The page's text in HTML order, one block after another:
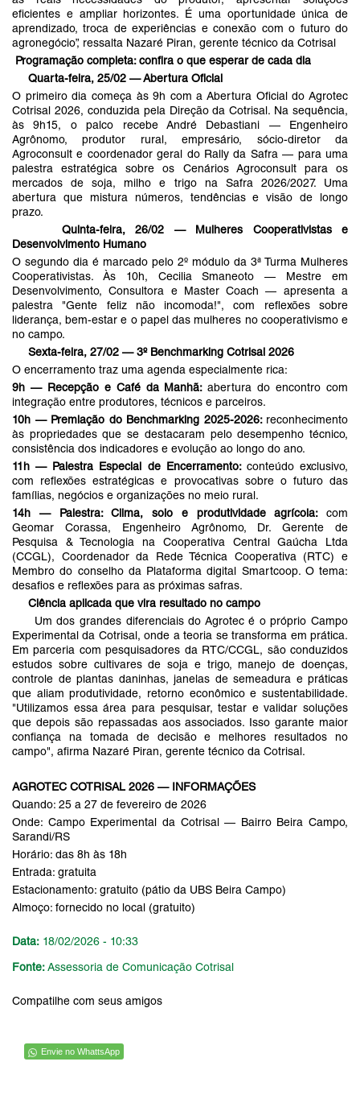
eficientes e ampliar horizontes. É uma oportunidade única de
aprendizado, troca de experiências e conexão com o futuro do
agronegócio”, ressalta Nazaré Piran, gerente técnico da Cotrisal
Programação completa: confira o que esperar de cada dia
Quarta-feira, 25/02 — Abertura Oficial
O primeiro dia começa às 9h com a Abertura Oficial do Agrotec
Cotrisal 2026, conduzida pela Direção da Cotrisal. Na sequência,
às 9h15, o palco recebe André Debastiani — Engenheiro
Agrônomo, produtor rural, empresário, sócio-diretor da
Agroconsult e coordenador geral do Rally da Safra — para uma
palestra estratégica sobre os Cenários Agroconsult para os
mercados de soja, milho e trigo na Safra 2026/2027. Uma
abertura que mistura números, tendências e visão de longo
prazo.
Quinta-feira, 26/02 — Mulheres Cooperativistas e
Desenvolvimento Humano
O segundo dia é marcado pelo 2º módulo da 3ª Turma Mulheres
Cooperativistas. Às 10h, Cecilia Smaneoto — Mestre em
Desenvolvimento, Consultora e Master Coach — apresenta a
palestra "Gente feliz não incomoda!", com reflexões sobre
liderança, bem-estar e o papel das mulheres no cooperativismo e
no campo.
Sexta-feira, 27/02 — 3º Benchmarking Cotrisal 2026
O encerramento traz uma agenda especialmente rica:
9h — Recepção e Café da Manhã:abertura do encontro com
integração entre produtores, técnicos e parceiros.
10h — Premiação do Benchmarking 2025-2026: reconhecimento
às propriedades que se destacaram pelo desempenho técnico,
consistência dos indicadores e evolução ao longo do ano.
11h — Palestra Especial de Encerramento: conteúdo exclusivo,
com reflexões estratégicas e provocativas sobre o futuro das
famílias, negócios e organizações no meio rural.
14h — Palestra: Clima, solo e produtividade agrícola: com
Geomar Corassa, Engenheiro Agrônomo, Dr. Gerente de
Pesquisa & Tecnologia na Cooperativa Central Gaúcha Ltda
(CCGL), Coordenador da Rede Técnica Cooperativa (RTC) e
Membro do conselho da Plataforma digital Smartcoop. O tema:
desafios e reflexões para as próximas safras.
Ciência aplicada que vira resultado no campo
Um dos grandes diferenciais do Agrotec é o próprio Campo
Experimental da Cotrisal, onde a teoria se transforma em prática.
Em parceria com pesquisadores da RTC/CCGL, são conduzidos
estudos sobre cultivares de soja e trigo, manejo de doenças,
controle de plantas daninhas, janelas de semeadura e práticas
que aliam produtividade, retorno econômico e sustentabilidade.
"Utilizamos essa área para pesquisar, testar e validar soluções
que depois são repassadas aos associados. Isso garante maior
confiança na tomada de decisão e melhores resultados no
campo", afirma Nazaré Piran, gerente técnico da Cotrisal.
AGROTEC COTRISAL 2026 — INFORMAÇÕES
Quando: 25 a 27 de fevereiro de 2026
Onde: Campo Experimental da Cotrisal — Bairro Beira Campo,
Sarandi/RS
Horário: das 8h às 18h
Entrada: gratuita
Estacionamento: gratuito (pátio da UBS Beira Campo)
Almoço: fornecido no local (gratuito)
Data: 18/02/2026 - 10:33
Fonte: Assessoria de Comunicação Cotrisal
Compatilhe com seus amigos
Envie no WhattsApp